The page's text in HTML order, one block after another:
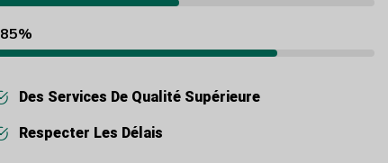
85%
Des Services De Qualité Supérieure
Respecter Les Délais